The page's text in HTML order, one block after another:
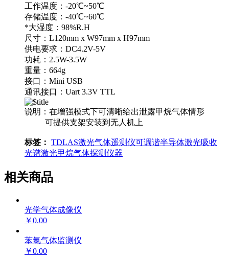
工作温度：-20℃~50℃
存储温度：-40℃~60℃
*大湿度：98%R.H
尺寸：L120mm x W97mm x H97mm
供电要求：DC4.2V-5V
功耗：2.5W-3.5W
重量：664g
接口：Mini USB
通讯接口：Uart 3.3V TTL
说明：在增强模式下可清晰给出泄露甲烷气体情形
可提供支架安装到无人机上
标签： TDLAS激光气体遥测仪可调谐半导体激光吸收
光谱激光甲烷气体探测仪器
相关商品
光学气体成像仪
￥0.00
苯氯气体监测仪
￥0.00